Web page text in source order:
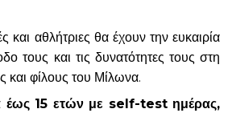
και αθλήτριες θα έχουν την ευκαιρία
τους και τις δυνατότητες τους στη
και φίλους του Μίλωνα.
έως 15 ετών με self-test ημέρας,